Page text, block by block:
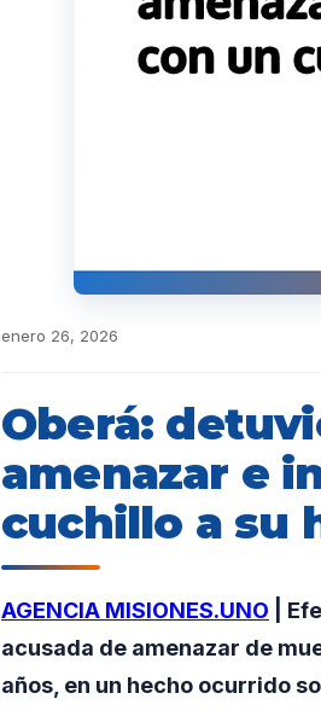
enero 26, 2026
Oberá:
amenazar e
cuchillo a su
AGENCIA MISIONES.UNO |
acusada de amenazar de
años, en un hecho ocurrido